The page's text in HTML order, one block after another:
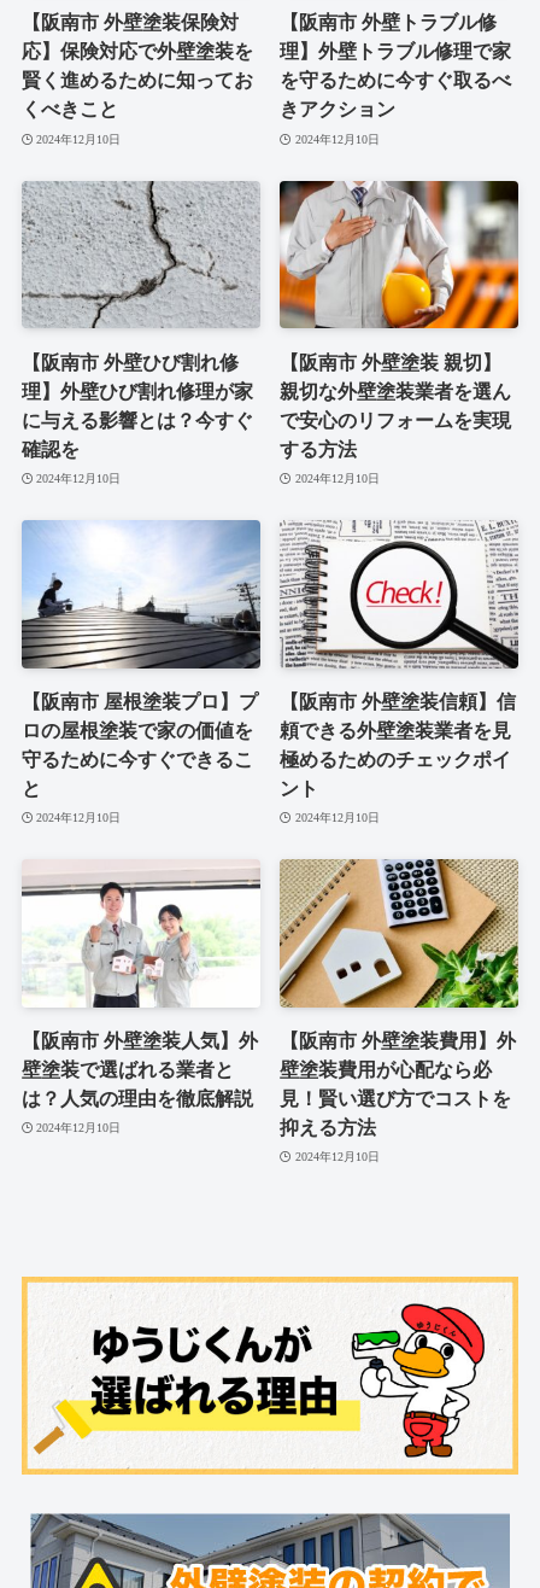
【阪南市 外壁塗装保険対
応】保険対応で外壁塗装を
賢く進めるために知ってお
くべきこと
2024年12月10日
【阪南市 外壁トラブル修
理】外壁トラブル修理で家
を守るために今すぐ取るべ
きアクション
2024年12月10日
【阪南市 外壁ひび割れ修
理】外壁ひび割れ修理が家
に与える影響とは？今すぐ
確認を
2024年12月10日
【阪南市 外壁塗装 親切】
親切な外壁塗装業者を選ん
で安心のリフォームを実現
する方法
2024年12月10日
【阪南市 屋根塗装プロ】プ
ロの屋根塗装で家の価値を
守るために今すぐできるこ
と
2024年12月10日
【阪南市 外壁塗装信頼】信
頼できる外壁塗装業者を見
極めるためのチェックポイ
ント
2024年12月10日
【阪南市 外壁塗装人気】外
壁塗装で選ばれる業者と
は？人気の理由を徹底解説
2024年12月10日
【阪南市 外壁塗装費用】外
壁塗装費用が心配なら必
見！賢い選び方でコストを
抑える方法
2024年12月10日